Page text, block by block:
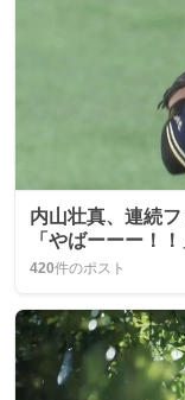
内山壮真、連続
「やばーーー！
420件のポスト